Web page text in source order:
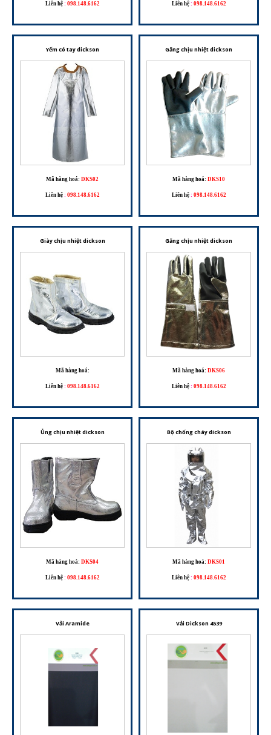
Liên hệ : 098.148.6162 Liên hệ : 098.148.6162
Yếm có tay dickson
Mã hàng hoá: DKS02
Liên hệ : 098.148.6162
Găng chịu nhiệt dickson
Mã hàng hoá: DKS10
Liên hệ : 098.148.6162
Giày chịu nhiệt dickson
Mã hàng hoá:
Liên hệ : 098.148.6162
Găng chịu nhiệt dickson
Mã hàng hoá: DKS06
Liên hệ : 098.148.6162
Ủng chịu nhiệt dickson
Mã hàng hoá: DKS04
Liên hệ : 098.148.6162
Bộ chống cháy dickson
Mã hàng hoá: DKS01
Liên hệ : 098.148.6162
Vải Aramide Vải Dickson 4539